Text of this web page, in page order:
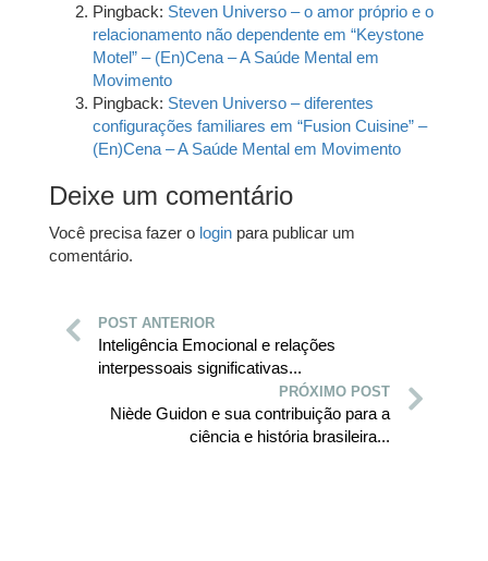
Pingback: Steven Universo – o amor próprio e o
relacionamento não dependente em “Keystone
Motel” – (En)Cena – A Saúde Mental em
Movimento
Pingback: Steven Universo – diferentes
configurações familiares em “Fusion Cuisine” –
(En)Cena – A Saúde Mental em Movimento
Deixe um comentário
Você precisa fazer o login para publicar um
comentário.
POST ANTERIOR
Inteligência Emocional e relações
interpessoais significativas...
PRÓXIMO POST
Niède Guidon e sua contribuição para a
ciência e história brasileira...